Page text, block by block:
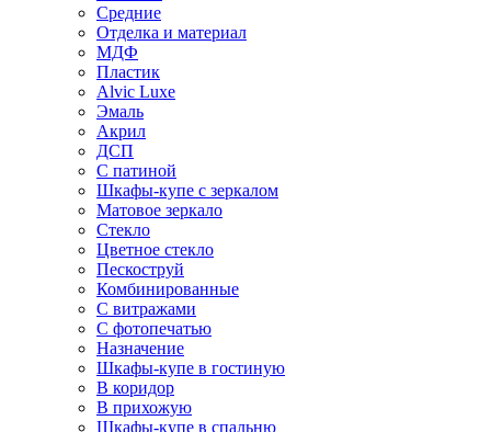
Средние
Отделка и материал
МДФ
Пластик
Alvic Luxe
Эмаль
Акрил
ДСП
С патиной
Шкафы-купе с зеркалом
Матовое зеркало
Стекло
Цветное стекло
Пескоструй
Комбинированные
С витражами
С фотопечатью
Назначение
Шкафы-купе в гостиную
В коридор
В прихожую
Шкафы-купе в спальню